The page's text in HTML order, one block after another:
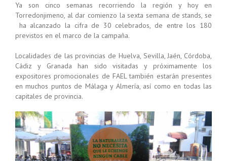
Ya son cinco semanas recorriendo la región y hoy en
Torredonjimeno, al dar comienzo la sexta semana de stands, se
ha alcanzado la cifra de 30 celebrados, de entre los 180
previstos en el marco de la campaña.
Localidades de las provincias de Huelva, Sevilla, Jaén, Córdoba,
Cádiz y Granada han sido visitadas y próximamente los
expositores promocionales de FAEL también estarán presentes
en muchos puntos de Málaga y Almería, así como en todas las
capitales de provincia.